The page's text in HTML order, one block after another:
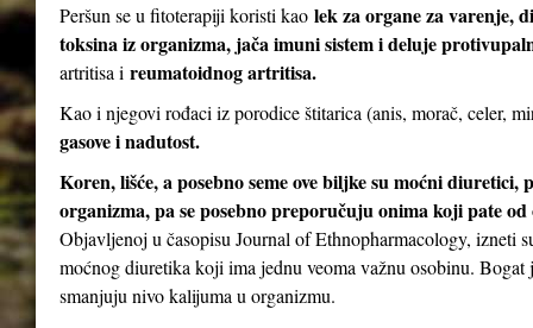
Peršun se u fitoterapiji koristi kao lek za organe za varenje,
toksina iz organizma, jača imuni sistem i deluje
artritisa i reumatoidnog artritisa.
Kao i njegovi rođaci iz porodice štitarica (anis, morač, celer,
gasove i nadutost.
Koren, lišće, a posebno seme ove biljke su moćni diuretici,
organizma, pa se posebno preporučuju onima koji pate
Objavljenoj u časopisu Journal of Ethnopharmacology, izneti
moćnog diuretika koji ima jednu veoma važnu osobinu.
smanjuju nivo kalijuma u ​​organizmu.